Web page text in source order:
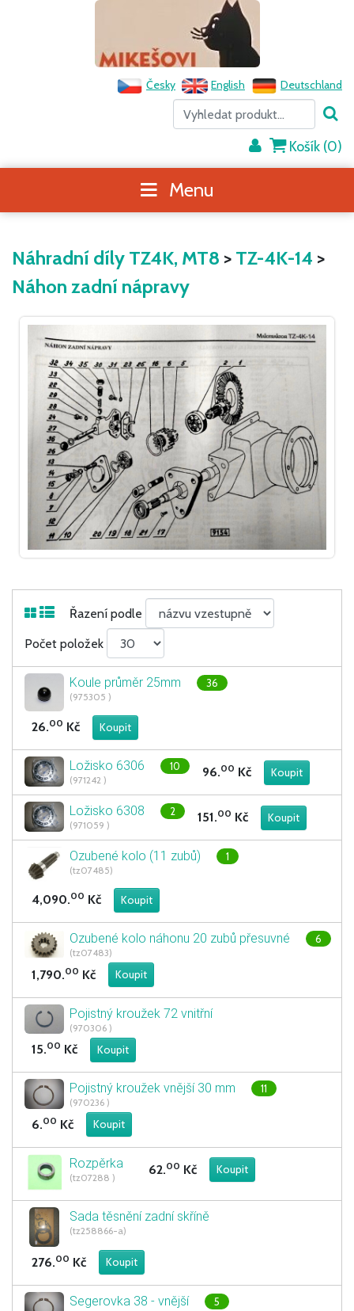
Česky English Deutschland
Košík (0)
Menu
Náhradní díly TZ4K, MT8 > TZ-4K-14 >
Náhon zadní nápravy
Řazení podle
Počet položek
Koule průměr 25mm 36
(975305 )
26.00 Kč
Ložisko 6306 10
(971242 )
96.00 Kč
Ložisko 6308 2
(971059 )
151.00 Kč
Ozubené kolo (11 zubů) 1
(tz07485)
4,090.00 Kč
Ozubené kolo náhonu 20 zubů přesuvné 6
(tz07483)
1,790.00 Kč
Pojistný kroužek 72 vnitřní
(970306 )
15.00 Kč
Pojistný kroužek vnější 30 mm 11
(970236 )
6.00 Kč
Rozpěrka
(tz07288 )
62.00 Kč
Sada těsnění zadní skříně
(tz258866-a)
276.00 Kč
Segerovka 38 - vnější 5